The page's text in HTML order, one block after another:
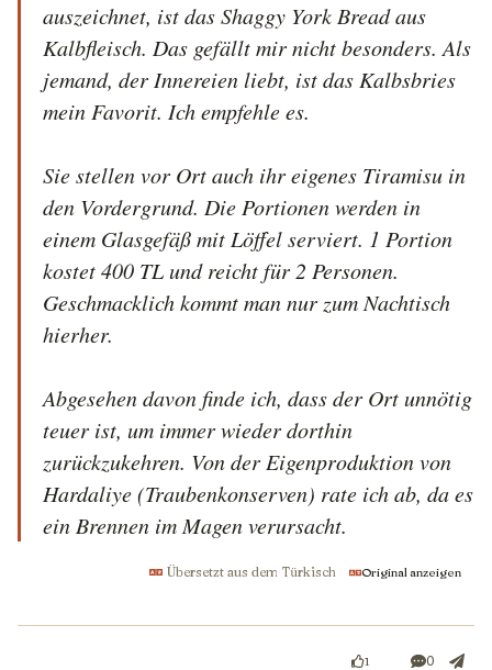
auszeichnet, ist das Shaggy York Bread aus
Kalbfleisch. Das gefällt mir nicht besonders. Als
jemand, der Innereien liebt, ist das Kalbsbries
mein Favorit. Ich empfehle es.
Sie stellen vor Ort auch ihr eigenes Tiramisu in
den Vordergrund. Die Portionen werden in
einem Glasgefäß mit Löffel serviert. 1 Portion
kostet 400 TL und reicht für 2 Personen.
Geschmacklich kommt man nur zum Nachtisch
hierher.
Abgesehen davon finde ich, dass der Ort unnötig
teuer ist, um immer wieder dorthin
zurückzukehren. Von der Eigenproduktion von
Hardaliye (Traubenkonserven) rate ich ab, da es
ein Brennen im Magen verursacht.
Übersetzt aus dem Türkisch Original anzeigen
1 0